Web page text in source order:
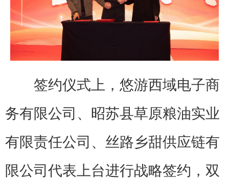
签约仪式上，悠游西域电子商
务有限公司、昭苏县草原粮油实业
有限责任公司、丝路乡甜供应链有
限公司代表上台进行战略签约，双